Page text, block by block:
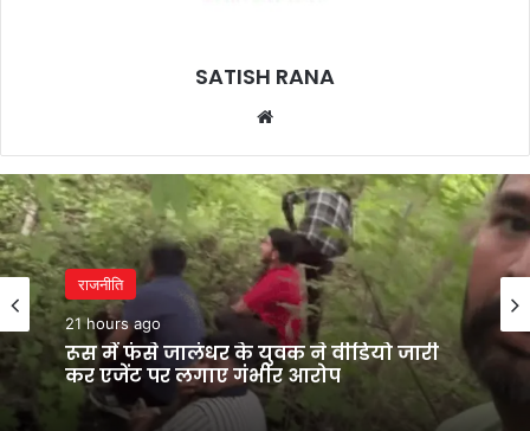
SATISH RANA
राजनीति
21 hours ago
रूस में फंसे जालंधर के युवक ने वीडियो जारी
कर एजेंट पर लगाए गंभीर आरोप